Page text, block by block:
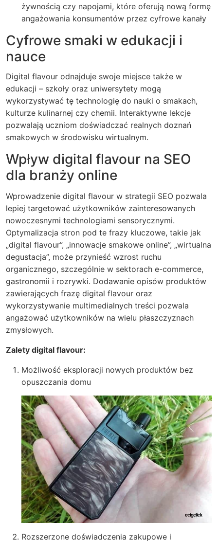
żywnością czy napojami, które oferują nową formę
angażowania konsumentów przez cyfrowe kanały
Cyfrowe smaki w edukacji i
nauce
Digital flavour odnajduje swoje miejsce także w
edukacji – szkoły oraz uniwersytety mogą
wykorzystywać tę technologię do nauki o smakach,
kulturze kulinarnej czy chemii. Interaktywne lekcje
pozwalają uczniom doświadczać realnych doznań
smakowych w środowisku wirtualnym.
Wpływ digital flavour na SEO
dla branży online
Wprowadzenie digital flavour w strategii SEO pozwala
lepiej targetować użytkowników zainteresowanych
nowoczesnymi technologiami sensorycznymi.
Optymalizacja stron pod te frazy kluczowe, takie jak
„digital flavour”, „innowacje smakowe online”, „wirtualna
degustacja”, może przynieść wzrost ruchu
organicznego, szczególnie w sektorach e-commerce,
gastronomii i rozrywki. Dodawanie opisów produktów
zawierających frazę digital flavour oraz
wykorzystywanie multimedialnych treści pozwala
angażować użytkowników na wielu płaszczyznach
zmysłowych.
Zalety digital flavour:
Możliwość eksploracji nowych produktów bez
opuszczania domu
Rozszerzone doświadczenia zakupowe i